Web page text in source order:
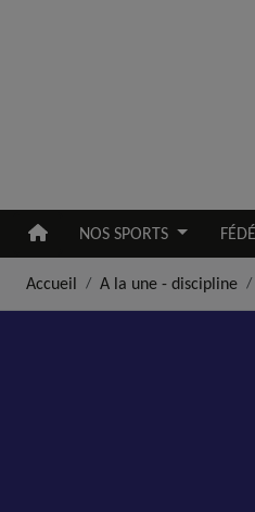
NOS SPORTS
Accueil A la une - discipline